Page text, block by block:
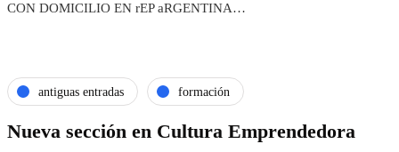
CON DOMICILIO EN rEP aRGENTINA…
antiguas entradas formación
Nueva sección en Cultura Emprendedora